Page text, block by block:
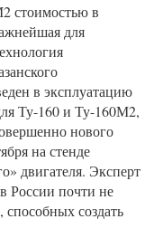
стоимостью в
для
в эксплуатацию
Ту-160 и Ту-160М2,
нового
на стенде
двигателя. Эксперт
России почти не
создать